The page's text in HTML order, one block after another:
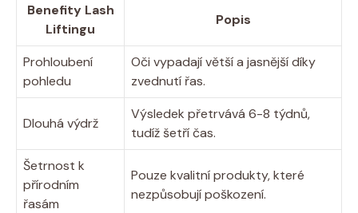
Benefity Lash
Liftingu
Popis
Prohloubení
pohledu
Oči vypadají větší a jasnější díky
zvednutí řas.
Dlouhá výdrž
Výsledek přetrvává 6-8 týdnů,
tudíž šetří čas.
Šetrnost k
přírodním
řasám
Pouze kvalitní produkty, které
nezpůsobují poškození.